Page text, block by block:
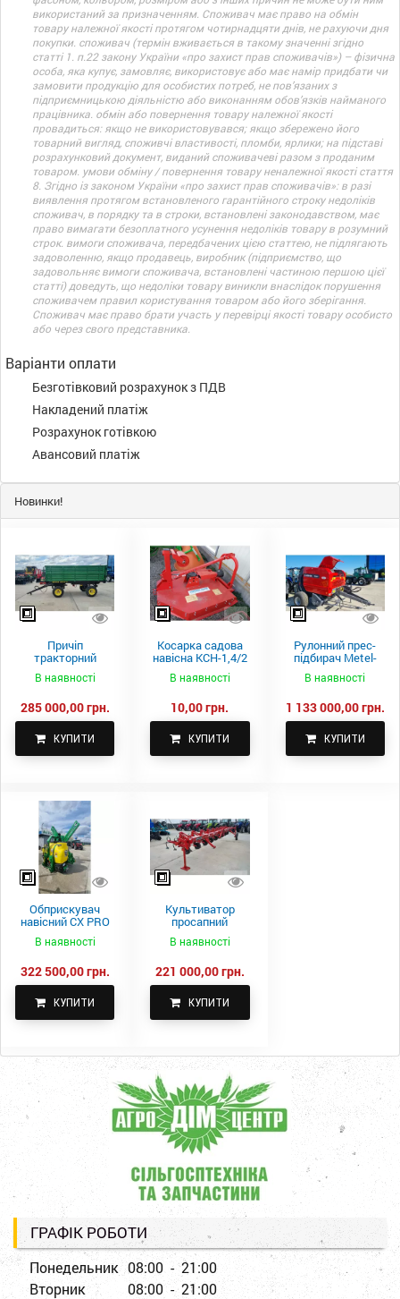
використаний за призначенням. Споживач має право на обмін
товару належної якості протягом чотирнадцяти днів, не рахуючи дня
покупки. споживач (термін вживається в такому значенні згідно
статті 1. п.22 закону України «про захист прав споживачів») – фізична
особа, яка купує, замовляє, використовує або має намір придбати чи
замовити продукцію для особистих потреб, не пов’язаних з
підприємницькою діяльністю або виконанням обов’язків найманого
працівника. обмін або повернення товару належної якості
провадиться: якщо не використовувався; якщо збережено його
товарний вигляд, споживчі властивості, пломби, ярлики; на підставі
розрахунковий документ, виданий споживачеві разом з проданим
товаром. умови обміну / повернення товару неналежної якості стаття
8. Згідно із законом України «про захист прав споживачів»: в разі
виявлення протягом встановленого гарантійного строку недоліків
споживач, в порядку та в строки, встановлені законодавством, має
право вимагати безоплатного усунення недоліків товару в розумний
строк. вимоги споживача, передбачених цією статтею, не підлягають
задоволенню, якщо продавець, виробник (підприємство, що
задовольняє вимоги споживача, встановлені частиною першою цієї
статті) доведуть, що недоліки товару виникли внаслідок порушення
споживачем правил користування товаром або його зберігання.
Споживач має право брати участь у перевірці якості товару особисто
або через свого представника.
Варіанти оплати
Безготівковий розрахунок з ПДВ
Накладений платіж
Розрахунок готівкою
Авансовий платіж
Новинки!
Причіп
тракторний
самоскидний
Spike 2 ПТС-4
В наявності
285 000,00 грн.
КУПИТИ
Косарка садова
навісна КСН-1,4/2
В наявності
10,00 грн.
КУПИТИ
Рулонний прес-
підбирач Metel-
Fach Z 587
В наявності
1 133 000,00 грн.
КУПИТИ
Обприскувач
навісний CX PRO
В наявності
322 500,00 грн.
КУПИТИ
Культиватор
просапний
КПН-5,6-05
В наявності
221 000,00 грн.
КУПИТИ
ГРАФІК РОБОТИ
Понедельник 08:00 - 21:00
Вторник
08:00 - 21:00